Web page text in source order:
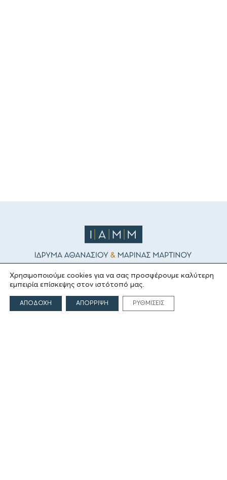
ΤΟ ΙΔΡΥΜΑ
Ιδρυτές
Χρησιμοποιούμε cookies για να σας προσφέρουμε καλύτερη
εμπειρία επίσκεψης στον ιστότοπό μας.
ΑΠΟΔΟΧΗ ΑΠΟΡΡΙΨΗ ΡΥΘΜΙΣΕΙΣ